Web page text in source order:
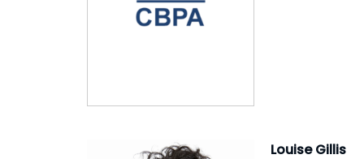
Louise Gillis